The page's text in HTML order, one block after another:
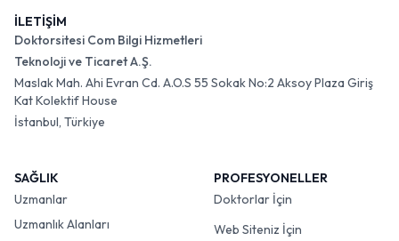
İLETİŞİM
Doktorsitesi Com Bilgi Hizmetleri
Teknoloji ve Ticaret A.Ş.
Maslak Mah. Ahi Evran Cd. A.O.S 55 Sokak No:2 Aksoy Plaza Giriş
Kat Kolektif House
İstanbul, Türkiye
SAĞLIK
Uzmanlar
Uzmanlık Alanları
PROFESYONELLER
Doktorlar İçin
Web Siteniz İçin